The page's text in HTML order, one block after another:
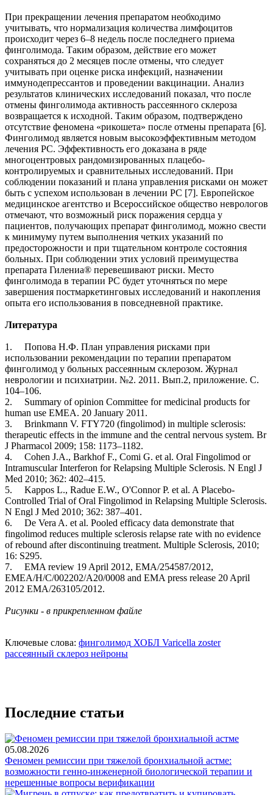
При прекращении лечения препаратом необходимо
учитывать, что нормализация количества лимфоцитов
происходит через 6–8 недель после последнего приема
финголимода. Таким образом, действие его может
сохраняться до 2 месяцев после отмены, что следует
учитывать при оценке риска инфекций, назначении
иммунодепрессантов и проведении вакцинации. Анализ
результатов клинических исследований показал, что после
отмены финголимода активность рассеянного склероза
возвращается к исходной. Таким образом, подтверждено
отсутствие феномена «рикошета» после отмены препарата [6].
Финголимод является новым высокоэффективным методом
лечения РС. Эффективность его доказана в ряде
многоцентровых рандомизированных плацебо-
контролируемых и сравнительных исследований. При
соблюдении показаний и плана управления рисками он может
быть с успехом использован в лечении РС [7]. Европейское
медицинское агентство и Всероссийское общество неврологов
отмечают, что возможный риск поражения сердца у
пациентов, получающих препарат финголимод, можно свести
к минимуму путем выполнения четких указаний по
предосторожности и при тщательном контроле состояния
больных. При соблюдении этих условий преимущества
препарата Гилениа® перевешивают риски. Место
финголимода в терапии РС будет уточняться по мере
завершения постмаркетинговых исследований и накопления
опыта его использования в повседневной практике.
Литература
1. Попова Н.Ф. План управления рисками при
использовании рекомендации по терапии препаратом
финголимод у больных рассеянным склерозом. Журнал
неврологии и психиатрии. №2. 2011. Вып.2, приложение. С.
104–106.
2. Summary of opinion Committee for medicinal products for
human use EMEA. 20 January 2011.
3. Brinkmann V. FTY720 (fingolimod) in multiple sclerosis:
therapeutic effects in the immune and the central nervous system. Br
J Pharmacol 2009; 158: 1173–1182.
4. Cohen J.A., Barkhof F., Comi G. et al. Oral Fingolimod or
Intramuscular Interferon for Relapsing Multiple Sclerosis. N Engl J
Med 2010; 362: 402–415.
5. Kappos L., Radue E.W., O'Connor P. et al. A Placebo-
Controlled Trial of Oral Fingolimod in Relapsing Multiple Sclerosis.
N Engl J Med 2010; 362: 387–401.
6. De Vera A. et al. Pooled efficacy data demonstrate that
fingolimod reduces multiple sclerosis relapse rate with no evidence
of rebound after discontinuing treatment. Multiple Sclerosis, 2010;
16: S295.
7. EMA review 19 April 2012, EMA/254587/2012,
EMEA/H/C/002202/A20/0008 and EMA press release 20 April
2012 EMA/263105/2012.
Рисунки - в прикрепленном файле
Ключевые слова: финголимод ХОБЛ Varicella zoster
рассеянный склероз нейроны
Последние статьи
05.08.2026
Феномен ремиссии при тяжелой бронхиальной астме:
возможности генно-инженерной биологической терапии и
нерешенные вопросы верификации